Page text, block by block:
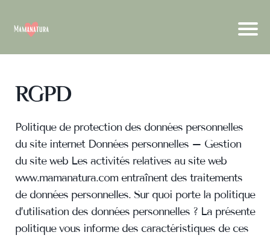
RGPD
Politique de protection des données personnelles
du site internet Données personnelles – Gestion
du site web Les activités relatives au site web
www.mamanatura.com entraînent des traitements
de données personnelles. Sur quoi porte la politique
d’utilisation des données personnelles ? La présente
politique vous informe des caractéristiques de ces